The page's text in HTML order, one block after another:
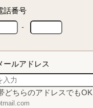
話番号
-
ルアドレス
どちらのアドレスでもOK